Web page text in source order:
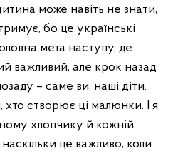
може навіть не знати,
бо це українські
мета наступу, де
важливий, але крок назад
– саме ви, наші діти.
хто створює ці малюнки. І я
хлопчику й кожній
це важливо, коли